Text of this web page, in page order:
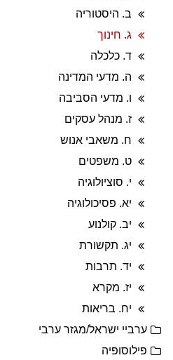
ב. היסטוריה
ג. חינוך
ד. כלכלה
ה. מדעי המדינה
ו. מדעי הסביבה
ז. מנהל עסקים
ח. משאבי אנוש
ט. משפטים
י. סוציולוגיה
יא. פסיכולוגיה
יב. קולנוע
יג. תקשורת
יד. תרבות
יז. מקרא
יח. בריאות
ערביי ישראל/מגזר ערבי
פילוסופיה